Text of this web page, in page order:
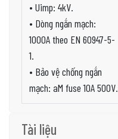
• Uimp: 4kV.
• Dòng ngắn mạch:
1000A theo EN 60947-5-
1.
• Bảo vệ chống ngắn
mạch: aM fuse 10A 500V.
Tài liệu